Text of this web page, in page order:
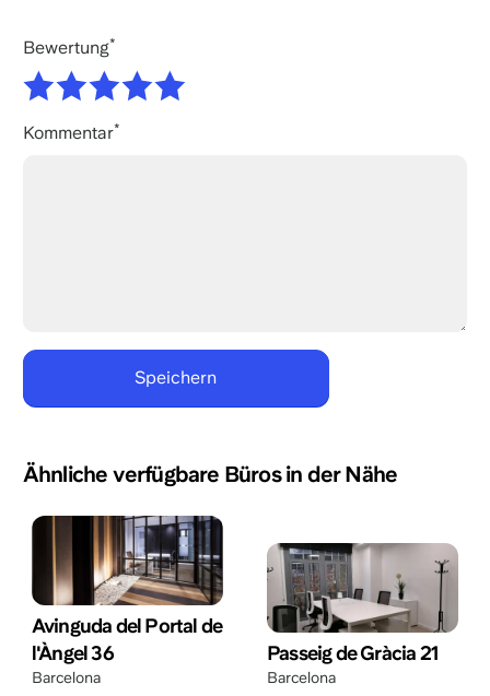
Bewertung
Kommentar
Ähnliche verfügbare Büros in der Nähe
Avinguda del Portal de
l'Àngel 36
Barcelona
Passeig de Gràcia 21
Barcelona